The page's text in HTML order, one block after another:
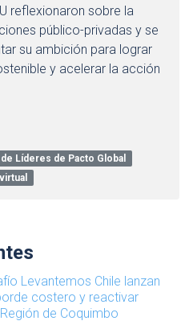
reflexionaron sobre la
público-privadas y se
su ambición para lograr
y acelerar la acción
Líderes de Pacto Global
Levantemos Chile lanzan
costero y reactivar
de Coquimbo